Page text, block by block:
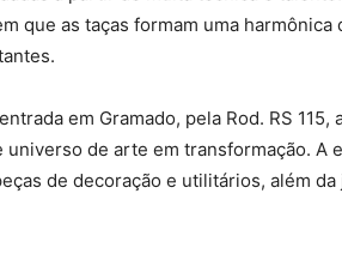
que as taças formam uma
em Gramado, pela Rod. RS 115,
de arte em transformação. A
de decoração e utilitários, além